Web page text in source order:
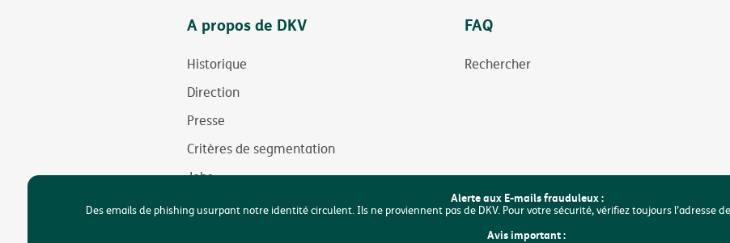
A propos de DKV
Historique
Direction
Presse
Critères de segmentation
Jobs
Durabilité
FAQ
Rechercher
Alerte aux E-mails frauduleux :
Des emails de phishing usurpant notre identité circulent. Ils ne proviennent pas de DKV. Pour votre sécurité, vérifiez toujours l’adresse
Avis important :